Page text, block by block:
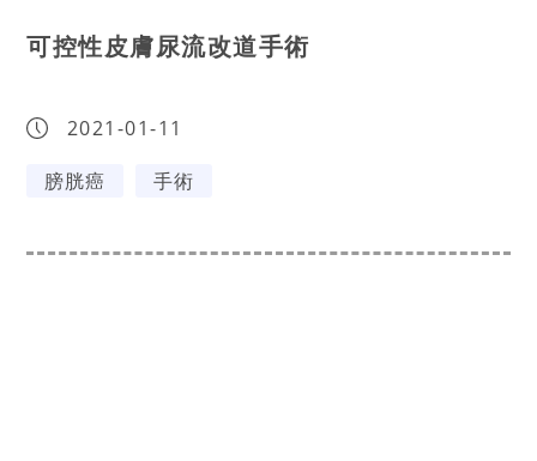
可控性皮膚尿流改道手術
2021-01-11
膀胱癌
手術